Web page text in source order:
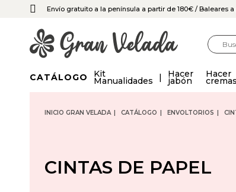
Envío gratuito a la península a partir de 180€ / Baleares
CATÁLOGO Kit
Manualidades
Hacer
jabón
Hacer
cremas
INICIO GRAN VELADA CATÁLOGO ENVOLTORIOS
CINTAS DE PAPEL